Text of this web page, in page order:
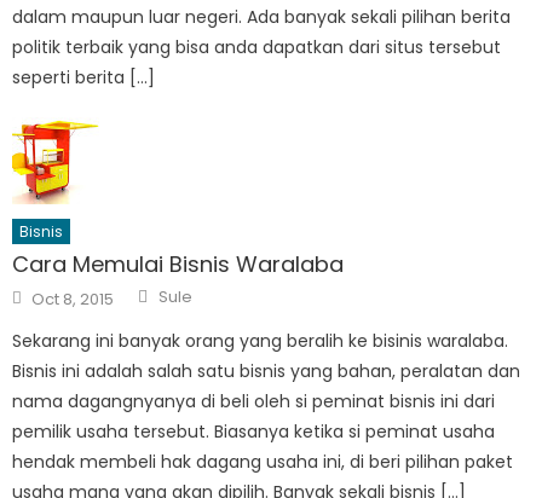
dalam maupun luar negeri. Ada banyak sekali pilihan berita
politik terbaik yang bisa anda dapatkan dari situs tersebut
seperti berita […]
Bisnis
Cara Memulai Bisnis Waralaba
Posted
on
Oct 8, 2015 Author
Sule
Sekarang ini banyak orang yang beralih ke bisinis waralaba.
Bisnis ini adalah salah satu bisnis yang bahan, peralatan dan
nama dagangnyanya di beli oleh si peminat bisnis ini dari
pemilik usaha tersebut. Biasanya ketika si peminat usaha
hendak membeli hak dagang usaha ini, di beri pilihan paket
usaha mana yang akan dipilih. Banyak sekali bisnis […]